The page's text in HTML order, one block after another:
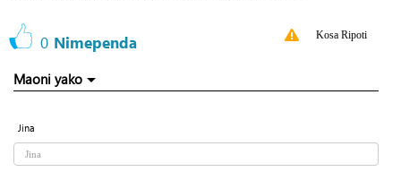
0 Nimependa Kosa Ripoti
Maoni yako
Jina